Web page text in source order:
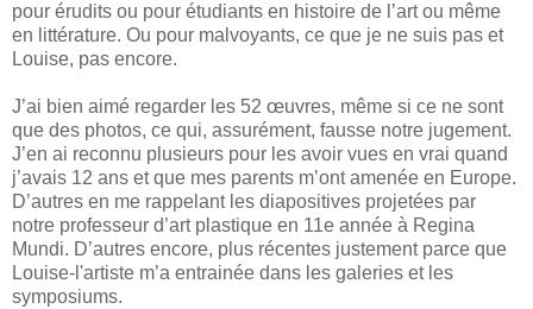
pour érudits ou pour étudiants en histoire de l’art ou même
en littérature. Ou pour malvoyants, ce que je ne suis pas et
Louise, pas encore.
J’ai bien aimé regarder les 52 œuvres, même si ce ne sont
que des photos, ce qui, assurément, fausse notre jugement.
J’en ai reconnu plusieurs pour les avoir vues en vrai quand
j’avais 12 ans et que mes parents m’ont amenée en Europe.
D’autres en me rappelant les diapositives projetées par
notre professeur d’art plastique en 11e année à Regina
Mundi. D’autres encore, plus récentes justement parce que
Louise-l'artiste m’a entrainée dans les galeries et les
symposiums.